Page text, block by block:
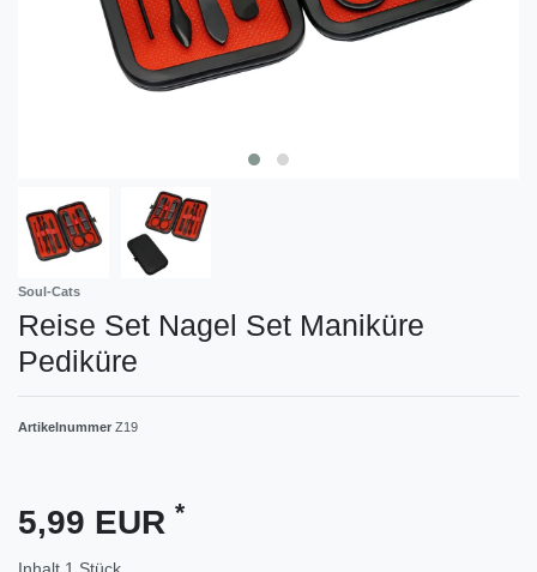
Soul-Cats
Reise Set Nagel Set Maniküre
Pediküre
Artikelnummer Z19
5,99 EUR *
Inhalt 1 Stück